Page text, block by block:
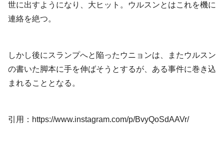
世に出すようになり、大ヒット。ウルスンとはこれを機に
連絡を絶つ。
しかし後にスランプへと陥ったウニョンは、またウルスン
の書いた脚本に手を伸ばそうとするが、ある事件に巻き込
まれることとなる。
引用：https://www.instagram.com/p/BvyQoSdAAVr/